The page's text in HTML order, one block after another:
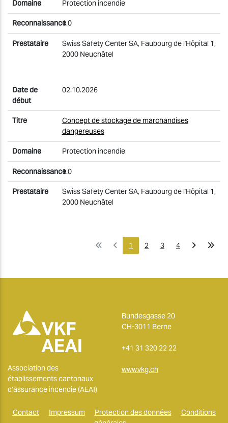
Protection incendie
1.0
Swiss Safety Center SA, Faubourg de l'Hôpital 1,
2000 Neuchâtel
02.10.2026
Concept de stockage de marchandises
dangereuses
Protection incendie
1.0
Swiss Safety Center SA, Faubourg de l'Hôpital 1,
2000 Neuchâtel
1 2 3 4
Association des
établissements cantonaux
d’assurance incendie (AEAI)
Bundesgasse 20
CH-3011 Berne
+41 31 320 22 22
www.vkg.ch
Contact Impressum Protection des données
Conditions